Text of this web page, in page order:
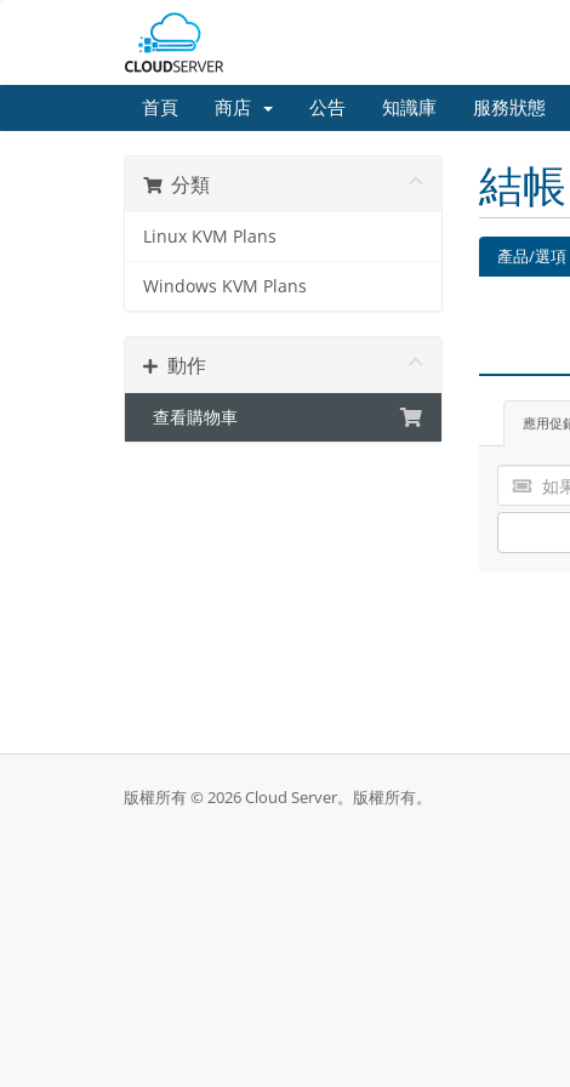
首頁 商店 公告 知識庫 服務狀態
分類
Linux KVM Plans
Windows KVM Plans
動作
查看購物車
結帳
產品/選項
應用促
版權所有 © 2026 Cloud Server。版權所有。